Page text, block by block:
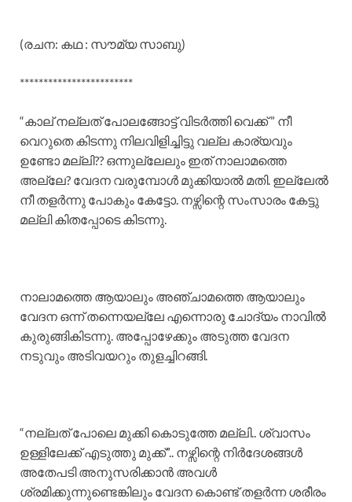
(രചന: കഥ : സൗമ്യ സാബു)
************************
“കാല് നല്ലത് പോലങ്ങോട്ട് വിടർത്തി വെക്ക് ” നീ
വെറുതെ കിടന്നു നിലവിളിച്ചിട്ടു വല്ല കാര്യവും
ഉണ്ടോ മല്ലി?? ഒന്നുല്ലേലും ഇത് നാലാമത്തെ
അല്ലേ? വേദന വരുമ്പോൾ മുക്കിയാൽ മതി. ഇല്ലേൽ
നീ തളർന്നു പോകും കേട്ടോ. നഴ്സിന്റെ സംസാരം കേട്ടു
മല്ലി കിതപ്പോടെ കിടന്നു.
നാലാമത്തെ ആയാലും അഞ്ചാമത്തെ ആയാലും
വേദന ഒന്ന് തന്നെയല്ലേ എന്നൊരു ചോദ്യം നാവിൽ
കുരുങ്ങികിടന്നു. അപ്പോഴേക്കും അടുത്ത വേദന
നടുവും അടിവയറും തുളച്ചിറങ്ങി.
“നല്ലത് പോലെ മുക്കി കൊടുത്തേ മല്ലി.. ശ്വാസം
ഉള്ളിലേക്ക് എടുത്തു മുക്ക്”.. നഴ്സിന്റെ നിർദേശങ്ങൾ
അതേപടി അനുസരിക്കാൻ അവൾ
ശ്രമിക്കുന്നുണ്ടെങ്കിലും വേദന കൊണ്ട് തളർന്ന ശരീരം